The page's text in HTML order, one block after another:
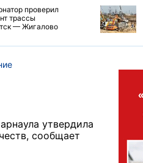
проверил
трассы
— Жигалово
утвердила
сообщает